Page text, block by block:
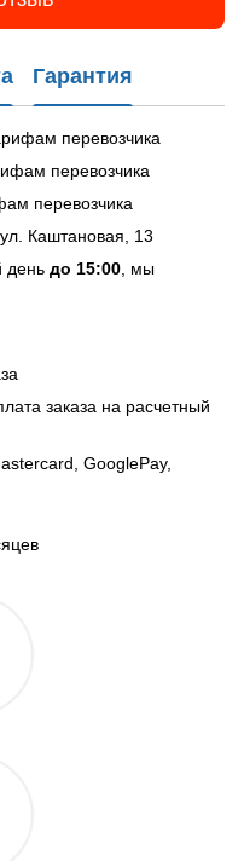
Гарантия
перевозчика
перевозчика
перевозчика
Каштановая, 13
день до 15:00 , мы
заказа на расчетный
GooglePay,